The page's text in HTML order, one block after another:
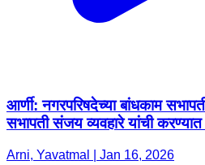
आर्णी: नगरपरिषदेच्या बांधकाम
सभापती संजय व्यवहारे यांची
Arni, Yavatmal | Jan 16, 2026